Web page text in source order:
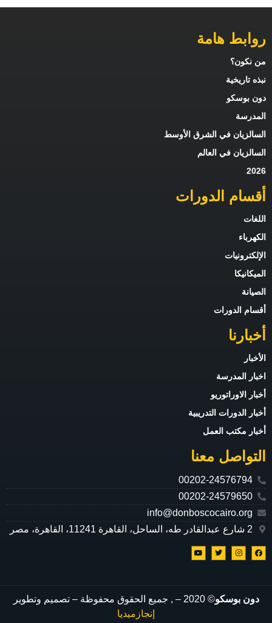
روابط هامة
من نكون؟
نبذه تاريخية
دون بوسكو
المدرسة
السالزيان في الشرق الأوسط
السالزيان في العالم
2026
أقسام الدورات
اللغات
الكهرباء
الإلكترونيات
الميكانيكا
الصيانة
أقسام الدورات
أخبارنا
الأخبار
اخبار المدرسة
أخبار الاوراتوريو
أخبار الدورات التدريبية
أخبار مكتب العمل
التواصل معنا
00202-24576794
00202-24579650
info@donboscocairo.org
2 شارع عبدالقادر طه، الساحل، القاهرة 11241، القاهرة، مصر
دون بوسكو© 2020 –
, جميع الحقوق محفوظة – تصميم وتطوير
إنجازميديا